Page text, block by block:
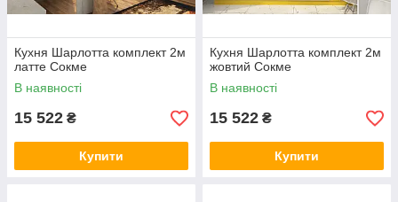
Кухня Шарлотта комплект 2м
латте Сокме
В наявності
15 522 ₴
Купити
Кухня Шарлотта комплект 2м
жовтий Сокме
В наявності
15 522 ₴
Купити